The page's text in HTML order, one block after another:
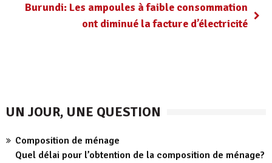
Burundi: Les ampoules à faible consommation
ont diminué la facture d’électricité
UN JOUR, UNE QUESTION
Composition de ménage
Quel délai pour l’obtention de la composition de ménage?